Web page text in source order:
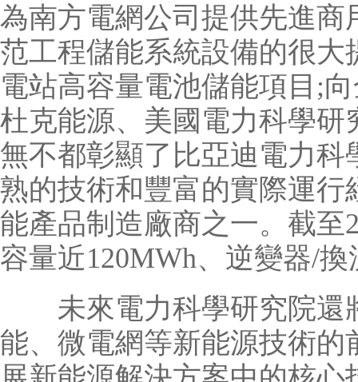
為南方電網公司提供先進
范工程儲能系統設備的很
電站高容量電池儲能項目;
杜克能源、美國電力科學
無不都彰顯了比亞迪電力
熟的技術和豐富的實際運
能產品制造廠商之一。截至
容量近120MWh、逆變器/
未來電力科學研究院還
能、微電網等新能源技術